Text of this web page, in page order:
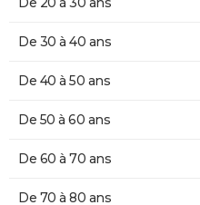
De 30 à 40 ans
De 40 à 50 ans
De 50 à 60 ans
De 60 à 70 ans
De 70 à 80 ans